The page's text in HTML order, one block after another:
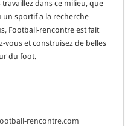
dans ce milieu, que
sportif a la recherche
Football-rencontre est fait
vous et construisez de belles
du foot.
rencontre.com